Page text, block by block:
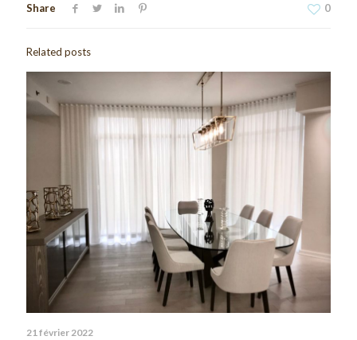
Share 0
Related posts
21 février 2022